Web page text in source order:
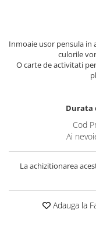
Inmoaie usor pensula in
culorile
O carte de activitati
Durata
Cod
Ai
La achizitionarea
Adauga la